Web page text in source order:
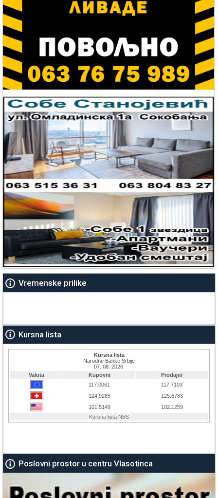
Vremenske prilike
Kursna lista
Poslovni prostor u centru Vlasotinca